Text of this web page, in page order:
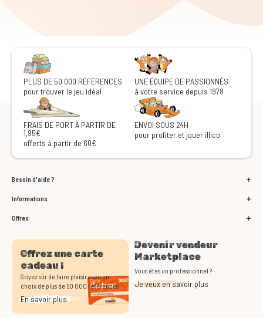
PLUS DE 50 000 RÉFÉRENCES
pour trouver le jeu idéal
UNE ÉQUIPE DE PASSIONNÉS
à votre service depuis 1978
FRAIS DE PORT À PARTIR DE
1,95€
offerts à partir de 60€
ENVOI SOUS 24H
pour profiter et jouer illico
Besoin d'aide ?
Informations
Offres
Offrez une carte
cadeau !
Soyez sûr de faire plaisir avec un
choix de plus de 50 000 références
En savoir plus
Devenir vendeur
Marketplace
Vous êtes un professionnel ?
Je veux en savoir plus